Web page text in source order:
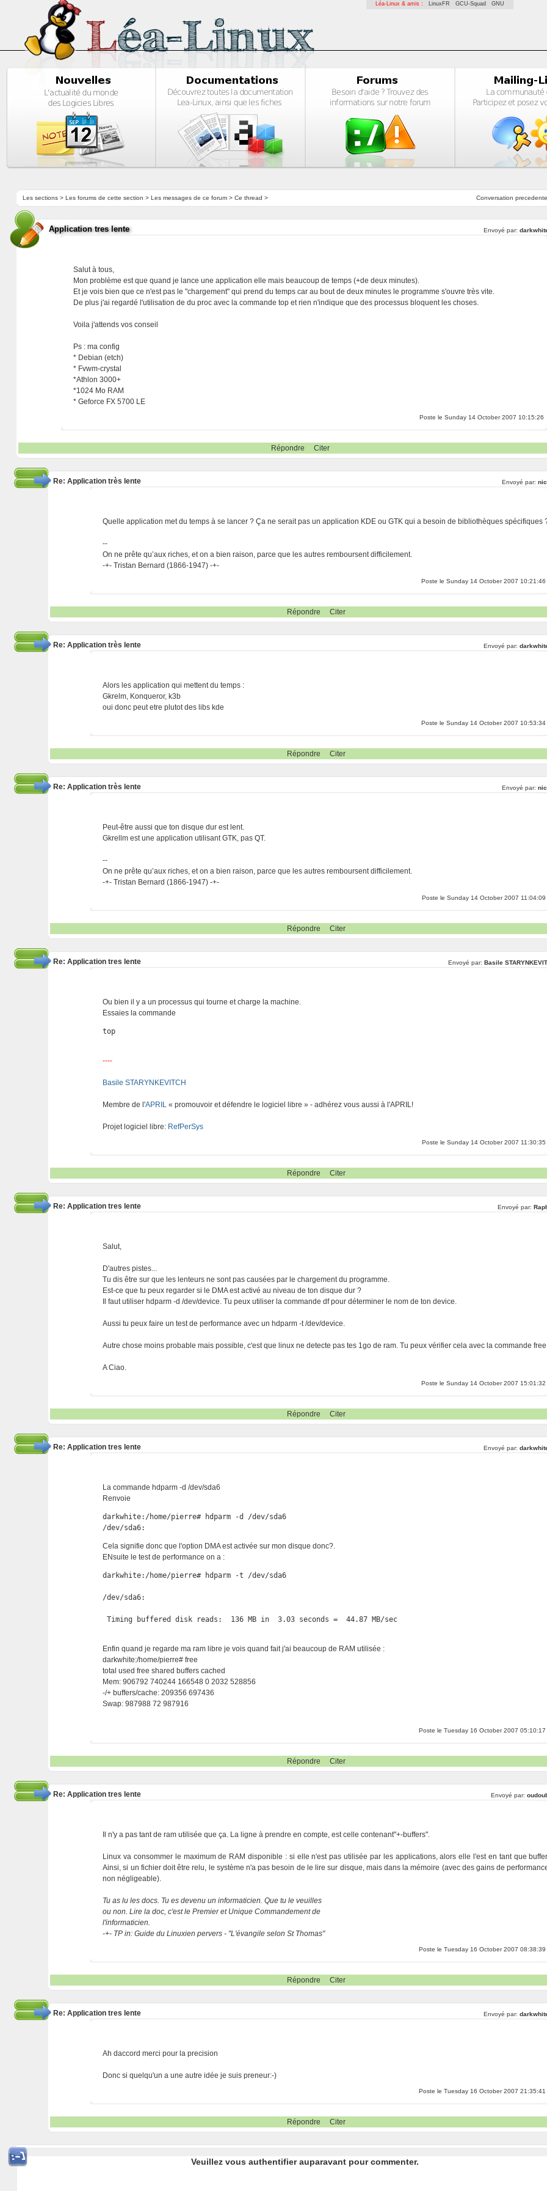
Léa-Linux & amis : LinuxFR GCU-Squad GNU
Conversation precedente
Les sections> Les forums de cette section > Les messages de ce forum> Ce thread >
Application tres lente Envoyé par:
Salut à tous,
Mon problème est que quand je lance une application elle mais beaucoup de temps (+de deux minutes).
Et je vois bien que ce n'est pas le "chargement" qui prend du temps car au bout de deux minutes le programme s'ouvre très vite.
De plus j'ai regardé l'utilisation de du proc avec la commande top et rien n'indique que des processus bloquent les choses.
Voila j'attends vos conseil
Ps : ma config
* Debian (etch)
* Fvwm-crystal
*Athlon 3000+
*1024 Mo RAM
* Geforce FX 5700 LE
Poste le Sunday 14 October 2007 10:15:26
Répondre Citer
Re: Application très lente Envoyé par:
Quelle application met du temps à se lancer ? Ça ne serait pas un application KDE ou GTK qui a besoin de bibliothèques spécifiques
--
On ne prête qu’aux riches, et on a bien raison, parce que les autres remboursent difficilement.
-+- Tristan Bernard (1866-1947) -+-
Poste le Sunday 14 October 2007 10:21:46
Répondre Citer
Re: Application très lente Envoyé par:
Alors les application qui mettent du temps :
Gkrelm, Konqueror, k3b
oui donc peut etre plutot des libs kde
Poste le Sunday 14 October 2007 10:53:34
Répondre Citer
Re: Application très lente Envoyé par:
Peut-être aussi que ton disque dur est lent.
Gkrellm est une application utilisant GTK, pas QT.
--
On ne prête qu’aux riches, et on a bien raison, parce que les autres remboursent difficilement.
-+- Tristan Bernard (1866-1947) -+-
Poste le Sunday 14 October 2007 11:04:09
Répondre Citer
Re: Application tres lente Envoyé par: Basile
Ou bien il y a un processus qui tourne et charge la machine.
Essaies la commande
top
----
Basile STARYNKEVITCH
Membre de l'APRIL « promouvoir et défendre le logiciel libre » - adhérez vous aussi à l'APRIL!
Projet logiciel libre: RefPerSys
Poste le Sunday 14 October 2007 11:30:35
Répondre Citer
Re: Application tres lente Envoyé par:
Salut,
D'autres pistes...
Tu dis être sur que les lenteurs ne sont pas causées par le chargement du programme.
Est-ce que tu peux regarder si le DMA est activé au niveau de ton disque dur ?
Il faut utiliser hdparm -d /dev/device. Tu peux utiliser la commande df pour déterminer le nom de ton device.
Aussi tu peux faire un test de performance avec un hdparm -t /dev/device.
Autre chose moins probable mais possible, c'est que linux ne detecte pas tes 1go de ram. Tu peux vérifier cela avec la commande
A Ciao.
Poste le Sunday 14 October 2007 15:01:32
Répondre Citer
Re: Application tres lente Envoyé par:
La commande hdparm -d /dev/sda6
Renvoie
darkwhite:/home/pierre# hdparm -d /dev/sda6
/dev/sda6:
Cela signifie donc que l'option DMA est activée sur mon disque donc?.
ENsuite le test de performance on a :
darkwhite:/home/pierre# hdparm -t /dev/sda6
/dev/sda6:
Timing buffered disk reads:  136 MB in  3.03 seconds =  44.87 MB/sec
Enfin quand je regarde ma ram libre je vois quand fait j'ai beaucoup de RAM utilisée :
darkwhite:/home/pierre# free
total used free shared buffers cached
Mem: 906792 740244 166548 0 2032 528856
-/+ buffers/cache: 209356 697436
Swap: 987988 72 987916
Poste le Tuesday 16 October 2007 05:10:17
Répondre Citer
Re: Application tres lente Envoyé par:
Il n'y a pas tant de ram utilisée que ça. La ligne à prendre en compte, est celle contenant"+-buffers".
Linux va consommer le maximum de RAM disponible : si elle n'est pas utilisée par les applications, alors elle l'est en tant que
Ainsi, si un fichier doit être relu, le système n'a pas besoin de le lire sur disque, mais dans la mémoire (avec des gains de
non négligeable).
Tu as lu les docs. Tu es devenu un informaticien. Que tu le veuilles
ou non. Lire la doc, c'est le Premier et Unique Commandement de
l'informaticien.
-+- TP in: Guide du Linuxien pervers - "L'évangile selon St Thomas"
Poste le Tuesday 16 October 2007 08:38:39
Répondre Citer
Re: Application tres lente Envoyé par:
Ah daccord merci pour la precision
Donc si quelqu'un a une autre idée je suis preneur:-)
Poste le Tuesday 16 October 2007 21:35:41
Répondre Citer
Veuillez vous authentifier auparavant pour commenter.